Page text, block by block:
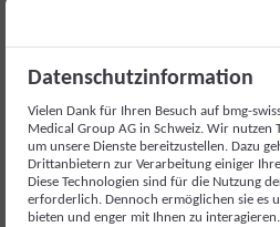
Datenschutzinformation
Vielen Dank für Ihren Besuch auf bmg-
Medical Group AG in Schweiz. Wir nutzen
um unsere Dienste bereitzustellen. Dazu
Drittanbietern zur Verarbeitung einiger
Diese Technologien sind für die Nutzung
erforderlich. Dennoch ermöglichen sie es
bieten und enger mit Ihnen zu